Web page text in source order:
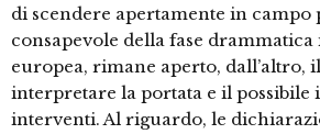
di scendere apertamente in campo
consapevole della fase
europea, rimane aperto, dall’altro,
interpretare la portata e il possibile
interventi. Al riguardo, le